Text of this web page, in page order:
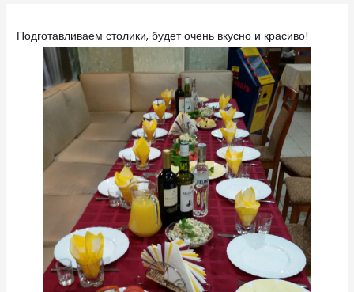
Подготавливаем столики, будет очень вкусно и красиво!